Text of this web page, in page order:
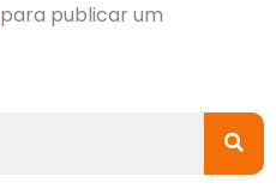
para publicar um